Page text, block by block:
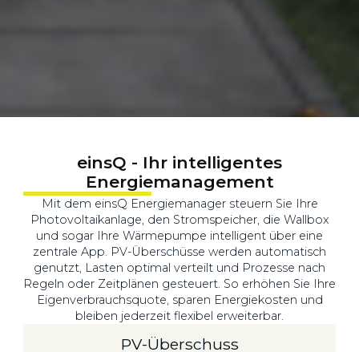
einsQ - Ihr intelligentes
Energiemanagement
Mit dem einsQ Energiemanager steuern Sie Ihre
Photovoltaikanlage, den Stromspeicher, die Wallbox
und sogar Ihre Wärmepumpe intelligent über eine
zentrale App. PV-Überschüsse werden automatisch
genutzt, Lasten optimal verteilt und Prozesse nach
Regeln oder Zeitplänen gesteuert. So erhöhen Sie Ihre
Eigenverbrauchsquote, sparen Energiekosten und
bleiben jederzeit flexibel erweiterbar.
PV-Überschuss